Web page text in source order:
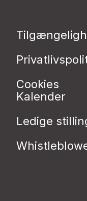
Cookies
Kalender
Ledige